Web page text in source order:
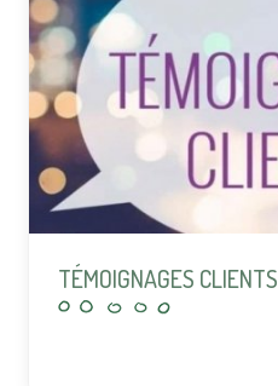
TÉMOIGNAGES CLIENTS